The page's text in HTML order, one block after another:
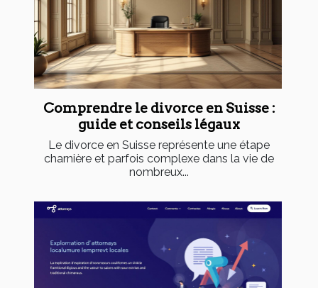
Comprendre le divorce en Suisse :
guide et conseils légaux
Le divorce en Suisse représente une étape
charnière et parfois complexe dans la vie de
nombreux...